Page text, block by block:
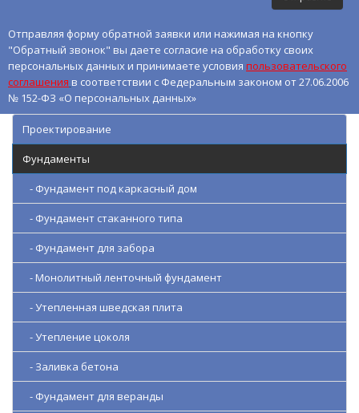
Отправляя форму обратной заявки или нажимая на кнопку
"Обратный звонок" вы даете согласие на обработку своих
персональных данных и принимаете условия пользовательского
соглашения в соответствии с Федеральным законом от 27.06.2006
№ 152-ФЗ «О персональных данных»
Проектирование
Фундаменты
- Фундамент под каркасный дом
- Фундамент стаканного типа
- Фундамент для забора
- Монолитный ленточный фундамент
- Утепленная шведская плита
- Утепление цоколя
- Заливка бетона
- Фундамент для веранды